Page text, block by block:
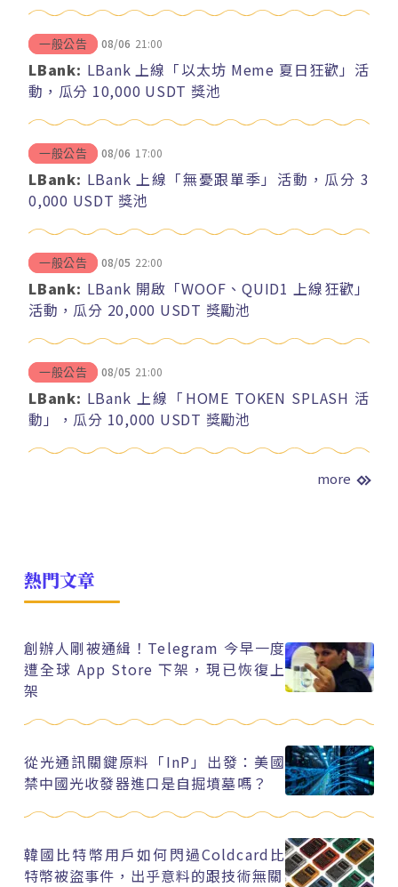
一般公告 08/06 21:00
LBank: LBank 上線「以太坊 Meme 夏日狂歡」活
動，瓜分 10,000 USDT 獎池
一般公告 08/06 17:00
LBank: LBank 上線「無憂跟單季」活動，瓜分 3
0,000 USDT 獎池
一般公告 08/05 22:00
LBank: LBank 開啟「WOOF、QUID1 上線狂歡」
活動，瓜分 20,000 USDT 獎勵池
一般公告 08/05 21:00
LBank: LBank 上線「HOME TOKEN SPLASH 活
動」，瓜分 10,000 USDT 獎勵池
more
熱門文章
創辦人剛被通緝！Telegram 今早一度
遭全球 App Store 下架，現已恢復上
架
從光通訊關鍵原料「InP」出發：美國
禁中國光收發器進口是自掘墳墓嗎？
韓國比特幣用戶如何閃過Coldcard比
特幣被盜事件，出乎意料的跟技術無關